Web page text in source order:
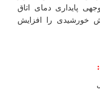
پایداری دمای اتاق
خورشیدی را افزایش